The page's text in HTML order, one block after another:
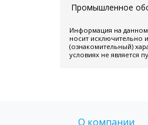
Промышленное
Информация на данном
носит
(ознакомительный)
условиях не является
О компании